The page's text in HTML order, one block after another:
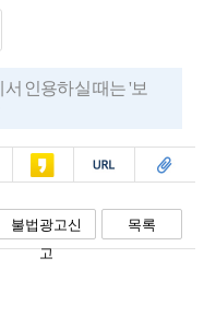
인용하실 때는 '보
카스 복사 스크랩
불법광고신
고
목록